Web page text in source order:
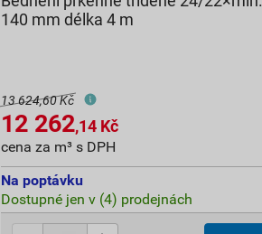
140 mm délka 4 m
13 624,60 Kč
12 262,14 Kč
cena za m³ s DPH
Na poptávku
Dostupné jen v (4) prodejnách